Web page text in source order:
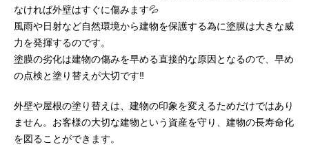
なければ外壁はすぐに傷みます💦
風雨や日射など自然環境から建物を保護する為に塗膜は大きな威
力を発揮するのです。
塗膜の劣化は建物の傷みを早める直接的な原因となるので、早め
の点検と塗り替えが大切です‼️
外壁や屋根の塗り替えは、建物の印象を変えるためだけではあり
ません。お客様の大切な建物という資産を守り、建物の長寿命化
を図ることができます。